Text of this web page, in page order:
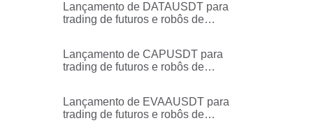
Lançamento de DATAUSDT para
trading de futuros e robôs de
Lançamento de CAPUSDT para
trading de futuros e robôs de
Lançamento de EVAAUSDT para
trading de futuros e robôs de